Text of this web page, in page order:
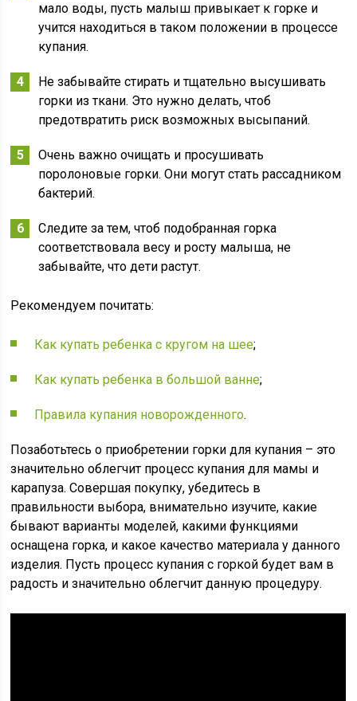
мало воды, пусть малыш привыкает к горке и
учится находиться в таком положении в процессе
купания.
Не забывайте стирать и тщательно высушивать
горки из ткани. Это нужно делать, чтоб
предотвратить риск возможных высыпаний.
Очень важно очищать и просушивать
поролоновые горки. Они могут стать рассадником
бактерий.
Следите за тем, чтоб подобранная горка
соответствовала весу и росту малыша, не
забывайте, что дети растут.
Рекомендуем почитать:
Как купать ребенка с кругом на шее;
Как купать ребенка в большой ванне;
Правила купания новорожденного.
Позаботьтесь о приобретении горки для купания – это
значительно облегчит процесс купания для мамы и
карапуза. Совершая покупку, убедитесь в
правильности выбора, внимательно изучите, какие
бывают варианты моделей, какими функциями
оснащена горка, и какое качество материала у данного
изделия. Пусть процесс купания с горкой будет вам в
радость и значительно облегчит данную процедуру.